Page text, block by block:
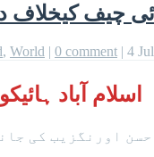
چیف کیخلاف
, World | 0 comment | 4
اسلام آباد
اورنگزیب کی